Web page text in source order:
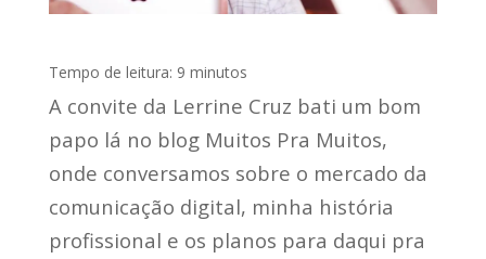
Tempo de leitura: 9 minutos
A convite da Lerrine Cruz bati um bom
papo lá no blog Muitos Pra Muitos,
onde conversamos sobre o mercado da
comunicação digital, minha história
profissional e os planos para daqui pra